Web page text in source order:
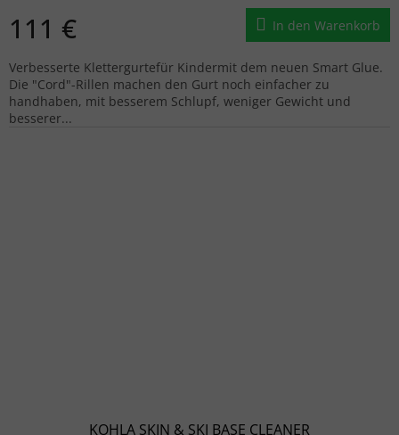
111 € In den Warenkorb
Verbesserte Klettergurtefür Kindermit dem neuen Smart Glue.
Die "Cord"-Rillen machen den Gurt noch einfacher zu
handhaben, mit besserem Schlupf, weniger Gewicht und
besserer...
KOHLA SKIN & SKI BASE CLEANER